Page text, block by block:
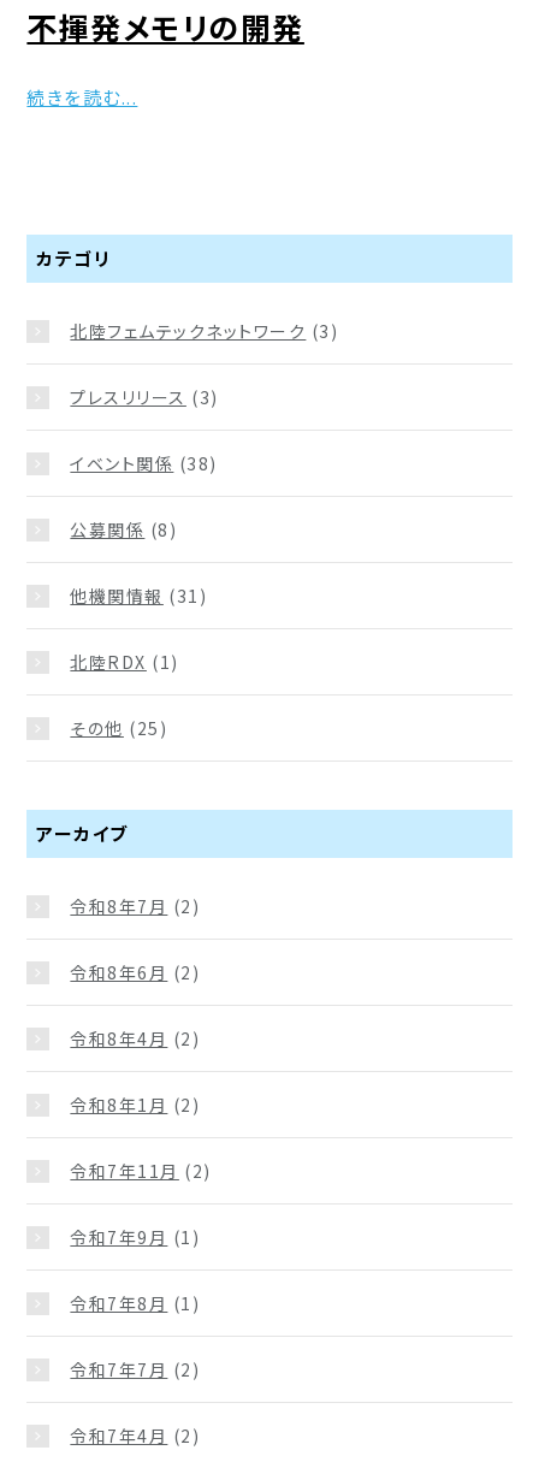
不揮発メモリの開発
続きを読む...
カテゴリ
北陸フェムテックネットワーク (3)
プレスリリース (3)
イベント関係 (38)
公募関係 (8)
他機関情報 (31)
北陸RDX (1)
その他 (25)
アーカイブ
令和8年7月 (2)
令和8年6月 (2)
令和8年4月 (2)
令和8年1月 (2)
令和7年11月 (2)
令和7年9月 (1)
令和7年8月 (1)
令和7年7月 (2)
令和7年4月 (2)